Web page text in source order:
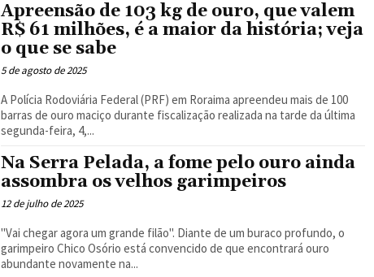
Apreensão de 103 kg de ouro, que valem
R$ 61 milhões, é a maior da história; veja
o que se sabe
5 de agosto de 2025
A Polícia Rodoviária Federal (PRF) em Roraima apreendeu mais de 100
barras de ouro maciço durante fiscalização realizada na tarde da última
segunda-feira, 4,...
Na Serra Pelada, a fome pelo ouro ainda
assombra os velhos garimpeiros
12 de julho de 2025
"Vai chegar agora um grande filão". Diante de um buraco profundo, o
garimpeiro Chico Osório está convencido de que encontrará ouro
abundante novamente na...